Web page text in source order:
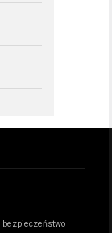
bezpieczeństwo